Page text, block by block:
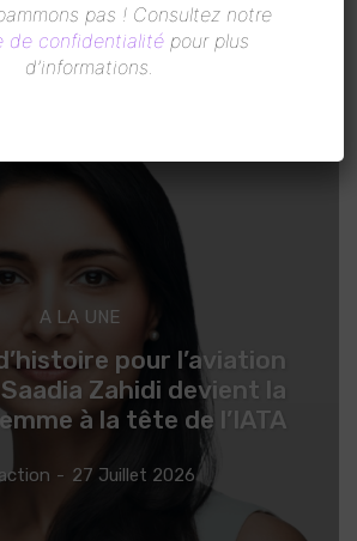
A LA UNE
pour l’aviation
Zahidi devient la
à la tête de l’IATA
- 27 Juillet 2026
pas ! Consultez notre
de confidentialitépour plus
d’informations.